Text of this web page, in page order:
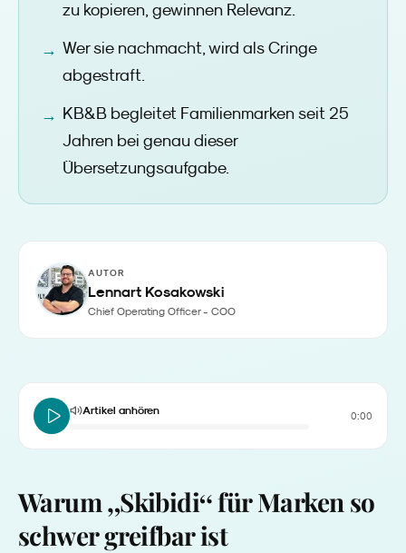
zu kopieren, gewinnen Relevanz.
Wer sie nachmacht, wird als Cringe
abgestraft.
KB&B begleitet Familienmarken seit 25
Jahren bei genau dieser
Übersetzungsaufgabe.
AUTOR
Lennart Kosakowski
Chief Operating Officer - COO
Artikel anhören 0:00
Warum„Skibidi“für Marken so
schwer greifbar ist